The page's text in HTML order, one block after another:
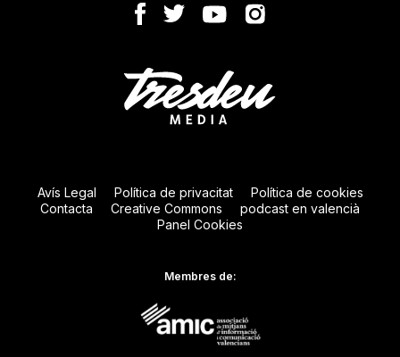
Avís Legal Política de privacitat
Política de cookies
Contacta
Creative Commons
podcast en valencià
Panel Cookies
Membres de: